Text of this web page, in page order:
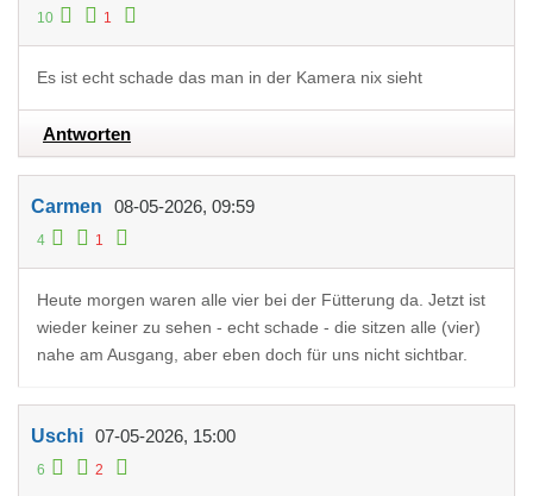
10 1
Es ist echt schade das man in der Kamera nix sieht
Antworten
Carmen 08-05-2026, 09:59
4 1
Heute morgen waren alle vier bei der Fütterung da. Jetzt ist
wieder keiner zu sehen - echt schade - die sitzen alle (vier)
nahe am Ausgang, aber eben doch für uns nicht sichtbar.
Uschi 07-05-2026, 15:00
6 2